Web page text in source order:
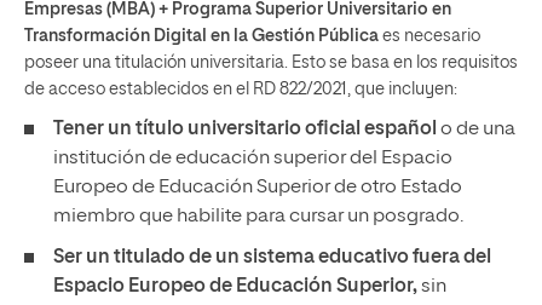
Empresas (MBA) + Programa Superior Universitario en
Transformación Digital en la Gestión Pública es necesario
poseer una titulación universitaria. Esto se basa en los requisitos
de acceso establecidos en el RD 822/2021, que incluyen:
Tener un título universitario oficial español o de una
institución de educación superior del Espacio
Europeo de Educación Superior de otro Estado
miembro que habilite para cursar un posgrado.
Ser un titulado de un sistema educativo fuera del
Espacio Europeo de Educación Superior,sin